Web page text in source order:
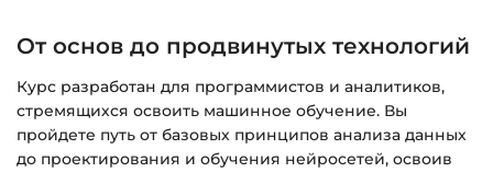
От основ до продвинутых технологий
Курс разработан для программистов и аналитиков,
стремящихся освоить машинное обучение. Вы
пройдете путь от базовых принципов анализа данных
до проектирования и обучения нейросетей, освоив